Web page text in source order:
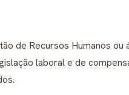
de Recursos Humanos
laboral e de